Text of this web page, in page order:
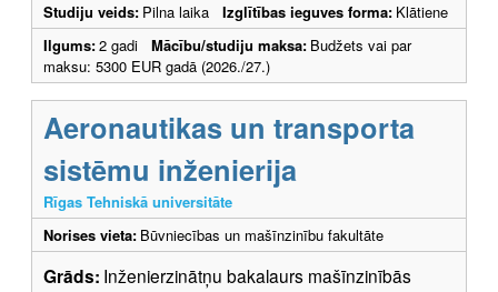
Studiju veids: Pilna laika Izglītības ieguves forma: Klātiene
Ilgums:2 gadi Mācību/studiju maksa: Budžets vai par
maksu: 5300 EUR gadā (2026./27.)
Aeronautikas un transporta
sistēmu inženierija
Rīgas Tehniskā universitāte
Norises vieta: Būvniecības un mašīnzinību fakultāte
Grāds: Inženierzinātņu bakalaurs mašīnzinībās